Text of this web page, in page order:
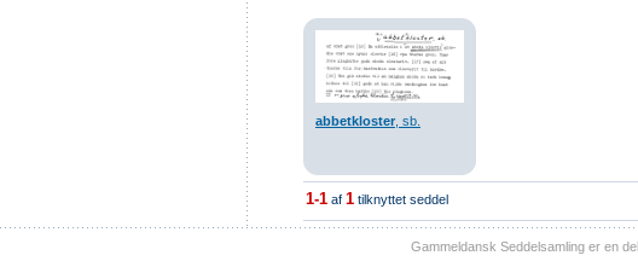
abbetkloster , sb.
1-1 af 1 tilknyttet seddel
Gammeldansk Seddelsamling er en